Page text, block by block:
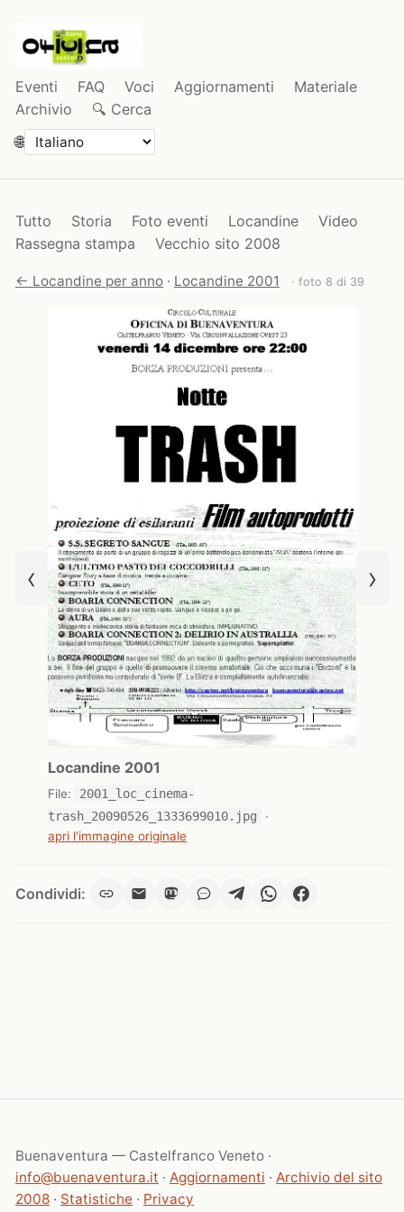
Eventi FAQ Voci Aggiornamenti
Materiale
Archivio
🔍 Cerca
🌐
Tutto Storia Foto eventi Locandine
Video
Rassegna stampa
Vecchio sito 2008
← Locandine per anno · Locandine 2001 · foto 8 di 39
‹
Locandine 2001
File:
2001_loc_cinema-
trash_20090526_1333699010.jpg
·
apri l'immagine originale
›
Condividi:
Buenaventura — Castelfranco Veneto ·
info@buenaventura.it · Aggiornamenti · Archivio del sito
2008 · Statistiche · Privacy